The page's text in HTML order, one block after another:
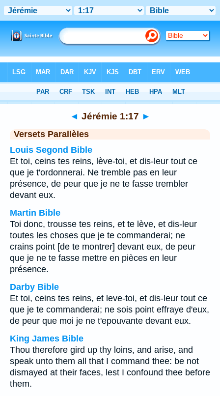
Chapitre 1> Verset 17
◄ Jérémie 1:17 ►
Versets Parallèles
Louis Segond Bible
Et toi, ceins tes reins, lève-toi, et dis-leur tout ce
que je t'ordonnerai. Ne tremble pas en leur
présence, de peur que je ne te fasse trembler
devant eux.
Martin Bible
Toi donc, trousse tes reins, et te lève, et dis-leur
toutes les choses que je te commanderai; ne
crains point [de te montrer] devant eux, de peur
que je ne te fasse mettre en pièces en leur
présence.
Darby Bible
Et toi, ceins tes reins, et leve-toi, et dis-leur tout ce
que je te commanderai; ne sois point effraye d'eux,
de peur que moi je ne t'epouvante devant eux.
King James Bible
Thou therefore gird up thy loins, and arise, and
speak unto them all that I command thee: be not
dismayed at their faces, lest I confound thee before
them.